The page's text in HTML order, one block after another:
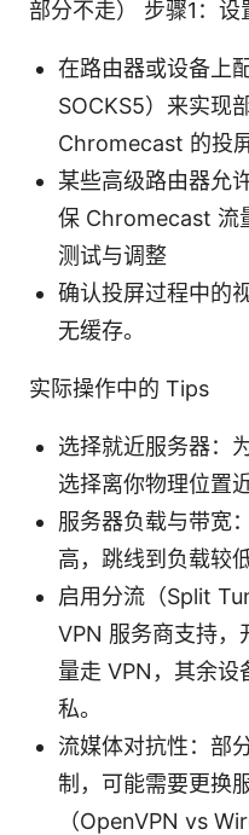
部分不走） 步骤1：
在路由器或设备上
SOCKS5）来实现
Chromecast 的投
某些高级路由器允
保 Chromecast 流
测试与调整
确认投屏过程中的
无缓存。
实际操作中的 Tips
选择就近服务器：
选择离你物理位置
服务器负载与带宽
高，跳线到负载较
启用分流（Split
VPN 服务商支持
量走 VPN，其余设
私。
流媒体对抗性：部
制，可能需要更换
（OpenVPN vs